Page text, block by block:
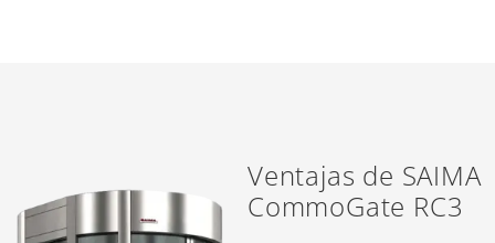
Ventajas de SAIMA
CommoGate RC3